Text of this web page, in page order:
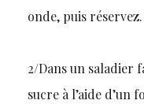
onde, puis réservez.
2/Dans un saladier
sucre à l’aide d’un